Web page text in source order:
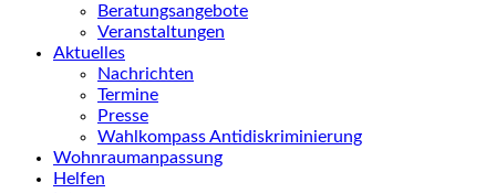
Beratungsangebote
Veranstaltungen
Aktuelles
Nachrichten
Termine
Presse
Wahlkompass Antidiskriminierung
Wohnraumanpassung
Helfen